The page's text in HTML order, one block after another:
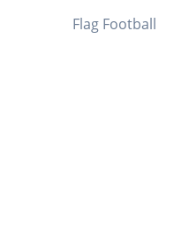
Flag Football